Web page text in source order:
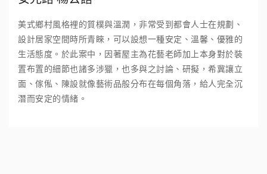
美式鄉村風格裡的質樸與溫潤，非常受到都會人士在規劃、
設計居家空間時所青睞，可以設想一種安定、溫馨、優雅的
生活態度。於此案中，因著屋主為花藝老師加上本身對於裝
置布置的細節也諸多涉獵，也多與之討論、研擬，希冀讓立
面、傢俬、陳設就像藝術品般分布在每個角落，給人完全沉
潛而安定的情緒。